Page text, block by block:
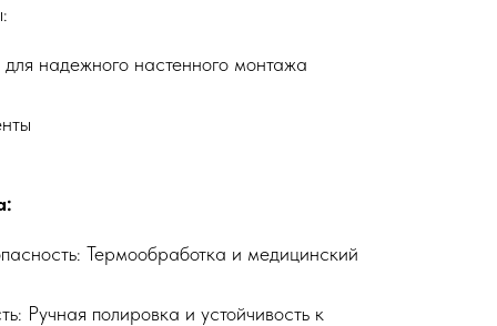
надежного настенного монтажа
Термообработка и медицинский
Ручная полировка и устойчивость к